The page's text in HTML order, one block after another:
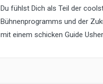
Du fühlst Dich als Teil der
Bühnenprogramms und der
mit einem schicken Guide Usher